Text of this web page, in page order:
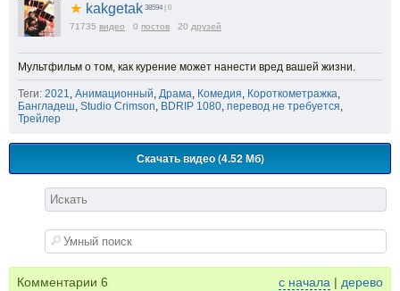
★ kakgetak 38594 | 0
71735 видео 0 постов 20 друзей
Мультфильм о том, как курение может нанести вред вашей жизни.
Теги: 2021, Анимационный, Драма, Комедия, Короткометражка,
Бангладеш, Studio Crimson, BDRIP 1080, перевод не требуется,
Трейлер
Скачать видео (4.52 Мб)
Комментарии 6 с начала | дерево